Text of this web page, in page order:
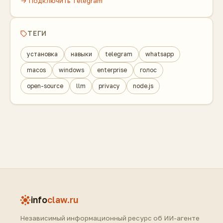
ТЕГИ
установка навыки telegram whatsapp
macos windows enterprise голос
open-source llm privacy node.js
infoclaw.ru
Независимый информационный ресурс об ИИ-агенте